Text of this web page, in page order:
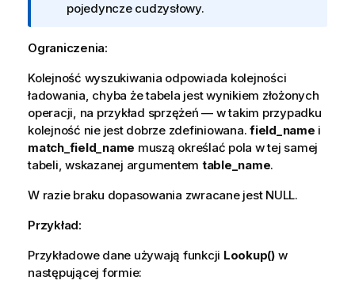
o
m
c
j
a
pojedyncze cudzysłowy.
Ograniczenia:
Kolejność wyszukiwania odpowiada kolejności
ładowania, chyba że tabela jest wynikiem złożonych
operacji, na przykład sprzężeń — w takim przypadku
kolejność nie jest dobrze zdefiniowana. field_name i
match_field_name muszą określać pola w tej samej
tabeli, wskazanej argumentem table_name.
W razie braku dopasowania zwracane jest NULL.
Przykład:
Przykładowe dane używają funkcji Lookup()w
następującej formie: